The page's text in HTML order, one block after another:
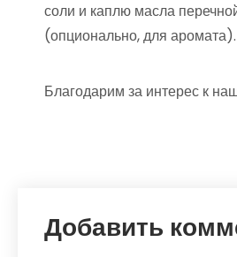
соли и каплю масла
(опционально, для аромата).
Благодарим за интерес к
Добавить